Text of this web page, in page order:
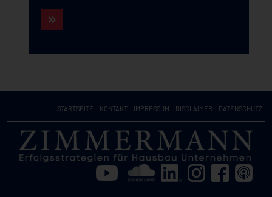
DATENSCHUTZ
DISCLAIMER
IMPRESSUM
KONTAKT
STARTSEITE